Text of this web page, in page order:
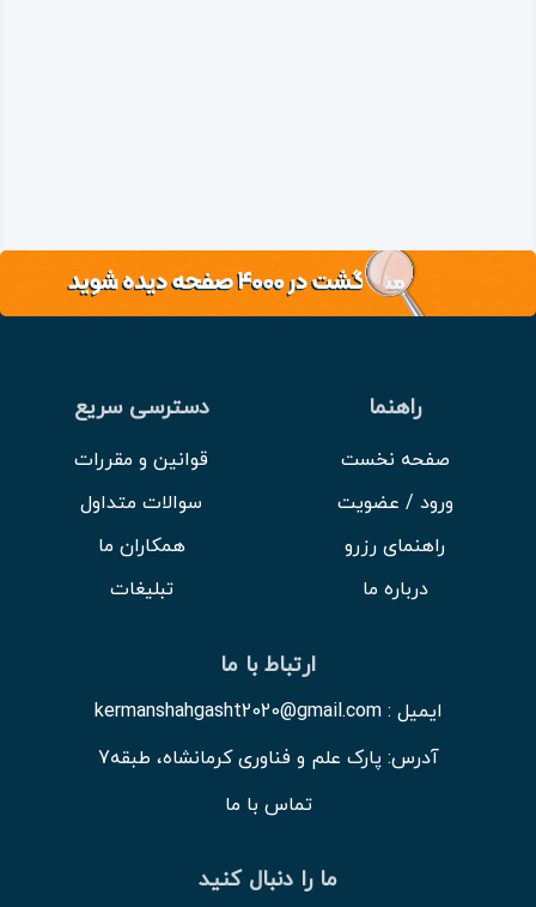
راهنما
صفحه نخست
ورود / عضویت
راهنمای رزرو
درباره ما
دسترسی سریع
قوانین و مقررات
سوالات متداول
همکاران ما
تبلیغات
ارتباط با ما
ایمیل : kermanshahgasht2020@gmail.com
آدرس: پارک علم و فناوری کرمانشاه، طبقه7
تماس با ما
ما را دنبال کنید